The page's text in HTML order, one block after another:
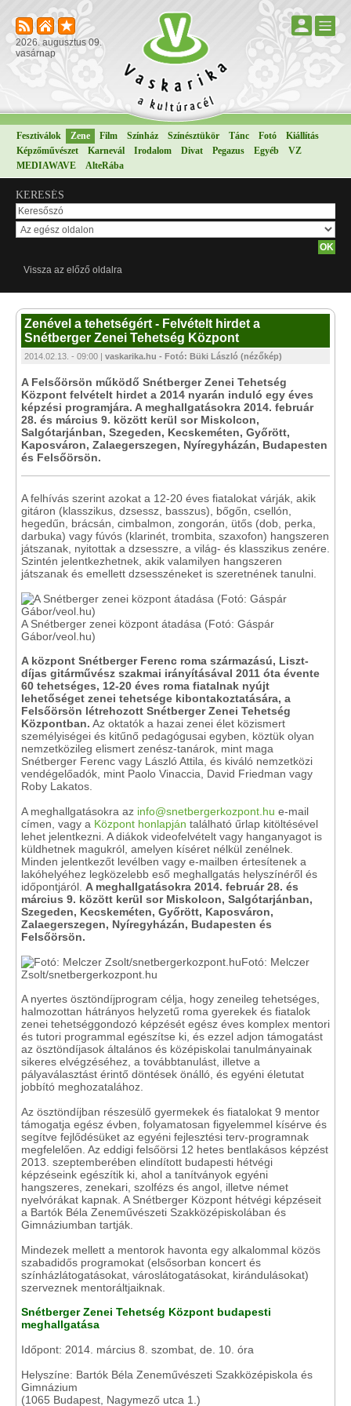
2026. augusztus 09.
vasárnap
Fesztiválok Zene Film Színház Színésztükör Tánc Fotó
Kiállítás
Képzőművészet
Karnevál Irodalom Divat Pegazus Egyéb
VZ
MEDIAWAVE
AlteRába
KERESÉS
Vissza az előző oldalra
Zenével a tehetségért - Felvételt hirdet a
Snétberger Zenei Tehetség Központ
2014.02.13. - 09:00 | vaskarika.hu - Fotó: Büki László (nézőkép)
A Felsőörsön működő Snétberger Zenei Tehetség
Központ felvételt hirdet a 2014 nyarán induló egy éves
képzési programjára. A meghallgatásokra 2014. február
28. és március 9. között kerül sor Miskolcon,
Salgótarjánban, Szegeden, Kecskeméten, Győrött,
Kaposváron, Zalaegerszegen, Nyíregyházán, Budapesten
és Felsőörsön.
A felhívás szerint azokat a 12-20 éves fiatalokat várják, akik
gitáron (klasszikus, dzsessz, basszus), bőgőn, csellón,
hegedűn, brácsán, cimbalmon, zongorán, ütős (dob, perka,
darbuka) vagy fúvós (klarinét, trombita, szaxofon) hangszeren
játszanak, nyitottak a dzsesszre, a világ- és klasszikus zenére.
Szintén jelentkezhetnek, akik valamilyen hangszeren
játszanak és emellett dzsesszéneket is szeretnének tanulni.
A Snétberger zenei központ átadása (Fotó: Gáspár
Gábor/veol.hu)
A központ Snétberger Ferenc roma származású, Liszt-
díjas gitárművész szakmai irányításával 2011 óta évente
60 tehetséges, 12-20 éves roma fiatalnak nyújt
lehetőséget zenei tehetsége kibontakoztatására, a
Felsőörsön létrehozott Snétberger Zenei Tehetség
Központban. Az oktatók a hazai zenei élet közismert
személyiségei és kitűnő pedagógusai egyben, köztük olyan
nemzetközileg elismert zenész-tanárok, mint maga
Snétberger Ferenc vagy László Attila, és kiváló nemzetközi
vendégelőadók, mint Paolo Vinaccia, David Friedman vagy
Roby Lakatos.
A meghallgatásokra az info@snetbergerkozpont.hu e-mail
címen, vagy a Központ honlapján található űrlap kitöltésével
lehet jelentkezni. A diákok videofelvételt vagy hanganyagot is
küldhetnek magukról, amelyen kíséret nélkül zenélnek.
Minden jelentkezőt levélben vagy e-mailben értesítenek a
lakóhelyéhez legközelebb eső meghallgatás helyszínéről és
időpontjáról. A meghallgatásokra 2014. február 28. és
március 9. között kerül sor Miskolcon, Salgótarjánban,
Szegeden, Kecskeméten, Győrött, Kaposváron,
Zalaegerszegen, Nyíregyházán, Budapesten és
Felsőörsön.
Fotó: Melczer
Zsolt/snetbergerkozpont.hu
A nyertes ösztöndíjprogram célja, hogy zeneileg tehetséges,
halmozottan hátrányos helyzetű roma gyerekek és fiatalok
zenei tehetséggondozó képzését egész éves komplex mentori
és tutori programmal egészítse ki, és ezzel adjon támogatást
az ösztöndíjasok általános és középiskolai tanulmányainak
sikeres elvégzéséhez, a továbbtanulást, illetve a
pályaválasztást érintő döntések önálló, és egyéni életutat
jobbító meghozatalához.
Az ösztöndíjban részesülő gyermekek és fiatalokat 9 mentor
támogatja egész évben, folyamatosan figyelemmel kísérve és
segítve fejlődésüket az egyéni fejlesztési terv-programnak
megfelelően. Az eddigi felsőörsi 12 hetes bentlakásos képzést
2013. szeptemberében elindított budapesti hétvégi
képzéseink egészítik ki, ahol a tanítványok egyéni
hangszeres, zenekari, szolfézs és angol, illetve német
nyelvórákat kapnak. A Snétberger Központ hétvégi képzéseit
a Bartók Béla Zeneművészeti Szakközépiskolában és
Gimnáziumban tartják.
Mindezek mellett a mentorok havonta egy alkalommal közös
szabadidős programokat (elsősorban koncert és
színházlátogatásokat, városlátogatásokat, kirándulásokat)
szerveznek mentoráltjaiknak.
Snétberger Zenei Tehetség Központ budapesti
meghallgatása
Időpont: 2014. március 8. szombat, de. 10. óra
Helyszíne: Bartók Béla Zeneművészeti Szakközépiskola és
Gimnázium
(1065 Budapest, Nagymező utca 1.)